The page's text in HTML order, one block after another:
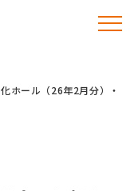
ホール（26年2月分）・